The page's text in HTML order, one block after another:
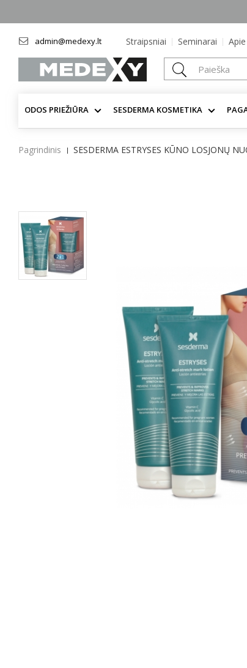
admin@medexy.lt Straipsniai Seminarai
ODOS PRIEŽIŪRA SESDERMA KOSMETIKA
Pagrindinis SESDERMA ESTRYSES KŪNO LOSJONŲ